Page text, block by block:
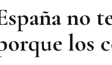
no
los